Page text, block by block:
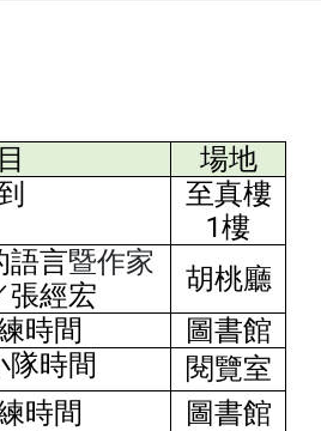
場地
至真樓
1樓
語言暨作家
張經宏
胡桃廳
時間
圖書館
隊時間
閱覽室
時間
圖書館